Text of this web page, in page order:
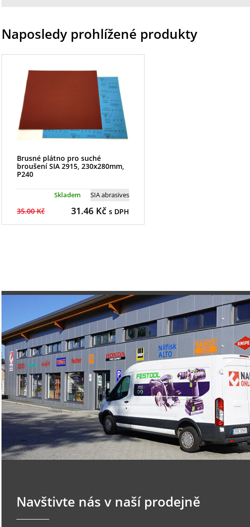
Naposledy prohlížené produkty
Brusné plátno pro suché
broušení SIA 2915, 230x280mm,
P240
SIA abrasives
Skladem
35.00 Kč 31.46Kč s DPH
Navštivte nás v naší prodejně